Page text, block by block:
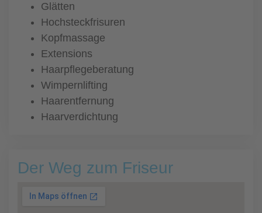
Glätten
Hochsteckfrisuren
Kopfmassage
Extensions
Haarpflegeberatung
Wimpernlifting
Haarentfernung
Haarverdichtung
Der Weg zum Friseur